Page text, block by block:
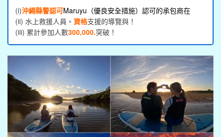
(i)沖繩縣警認可Maruyu（優良安全措施）認可的承包商在
(ii) 水上救援人員。 資格支援的導覽與！
(iii) 累計參加人數300,000.突破！